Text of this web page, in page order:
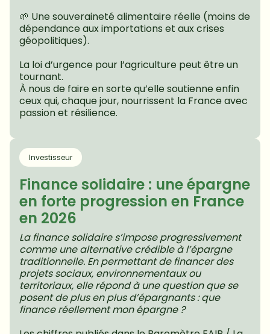
🌱 Une souveraineté alimentaire réelle (moins de
dépendance aux importations et aux crises
géopolitiques).
La loi d’urgence pour l’agriculture peut être un
tournant.
À nous de faire en sorte qu’elle soutienne enfin
ceux qui, chaque jour, nourrissent la France avec
passion et résilience.
Investisseur
Finance solidaire : une épargne
en forte progression en France
en 2026
La finance solidaire s’impose progressivement
comme une alternative crédible à l’épargne
traditionnelle. En permettant de financer des
projets sociaux, environnementaux ou
territoriaux, elle répond à une question que se
posent de plus en plus d’épargnants : que
finance réellement mon épargne ?